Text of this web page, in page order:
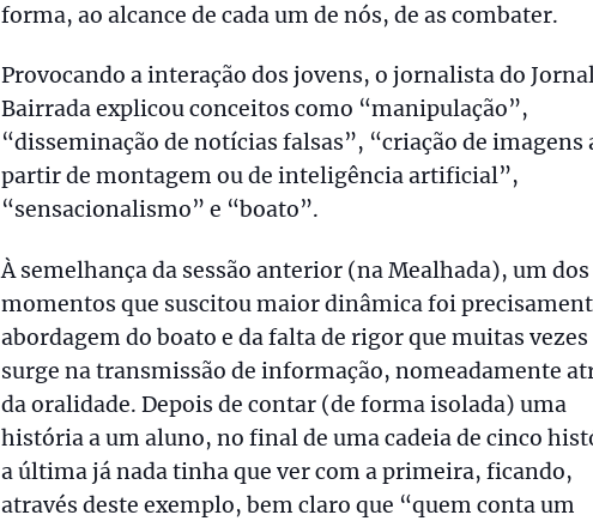
forma, ao alcance de cada um de nós, de as combater.
Provocando a interação dos jovens, o jornalista do
Bairrada explicou conceitos como “manipulação”,
“disseminação de notícias falsas”, “criação de imagens
partir de montagem ou de inteligência artificial”,
“sensacionalismo” e “boato”.
À semelhança da sessão anterior (na Mealhada), um dos
momentos que suscitou maior dinâmica foi
abordagem do boato e da falta de rigor que muitas vezes
surge na transmissão de informação, nomeadamente
da oralidade. Depois de contar (de forma isolada) uma
história a um aluno, no final de uma cadeia de cinco
a última já nada tinha que ver com a primeira, ficando,
através deste exemplo, bem claro que “quem conta um